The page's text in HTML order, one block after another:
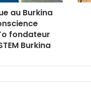
au Burkina
fondateur
Burkina